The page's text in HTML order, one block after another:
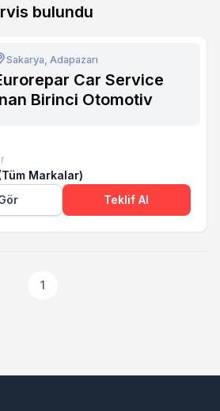
bulundu
Sakarya, Adapazarı
Car Service
Birinci Otomotiv
Markalar)
Teklif Al
1